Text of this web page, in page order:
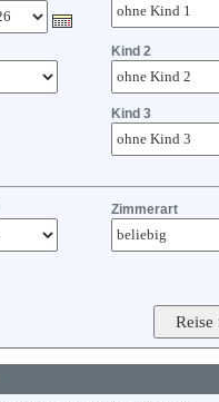
Kind 2
Kind 3
Zimmerart